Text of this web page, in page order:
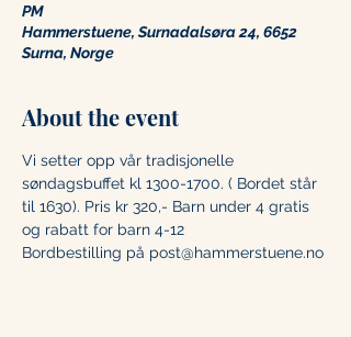
PM
Hammerstuene, Surnadalsøra 24, 6652
Surna, Norge
About the event
Vi setter opp vår tradisjonelle
søndagsbuffet kl 1300-1700. ( Bordet står
til 1630). Pris kr 320,- Barn under 4 gratis
og rabatt for barn 4-12
Bordbestilling på post@hammerstuene.no